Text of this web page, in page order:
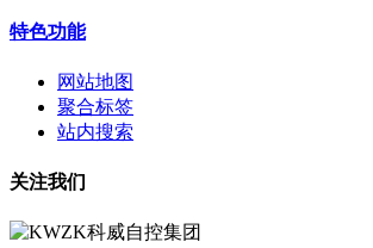
特色功能
网站地图
聚合标签
站内搜索
关注我们